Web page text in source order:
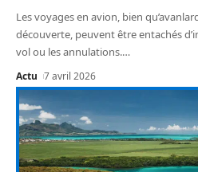
Les voyages en avion, bien
découverte, peuvent être entachés
vol ou les annulations.…
Actu 7 avril 2026